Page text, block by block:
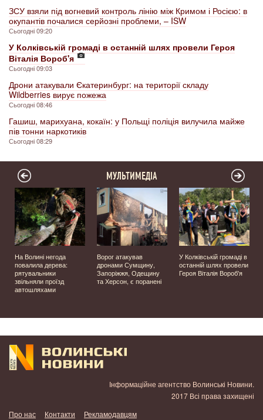
ЗСУ взяли під вогневий контроль лінію між Кримом і Росією: в
окупантів почалися серйозні проблеми, – ISW
Сьогодні 09:20
У Колківській громаді в останній шлях провели Героя
Віталія Вороб'я
Сьогодні 09:03
Дрони атакували Єкатеринбург: на території складу
Wildberries вирує пожежа
Сьогодні 08:46
Гашиш, марихуана, кокаїн: у Польщі поліція вилучила майже
пів тонни наркотиків
Сьогодні 08:29
МУЛЬТИМЕДІА
На Волині негода
повалила дерева:
рятувальники
звільняли проїзд
автошляхами
Ворог атакував
дронами Сумщину,
Запоріжжя, Одещину
та Херсон, є поранені
У Колківській громаді в
останній шлях провели
Героя Віталія Вороб'я
Інформаційне агентство Волинські Новини.
2017 Всі права захищені
Про нас
Контакти Рекламодавцям